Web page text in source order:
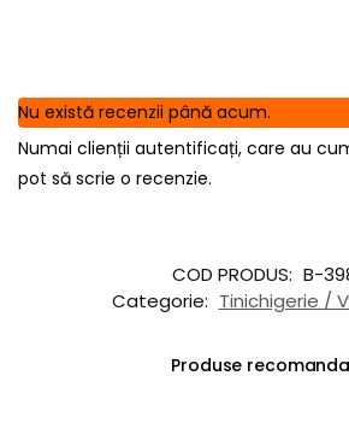
Nu există recenzii până acum.
Numai clienții autentificați, care au
pot să scrie o recenzie.
COD PRODUS: B-
Categorie: Tinichigerie /
Produse